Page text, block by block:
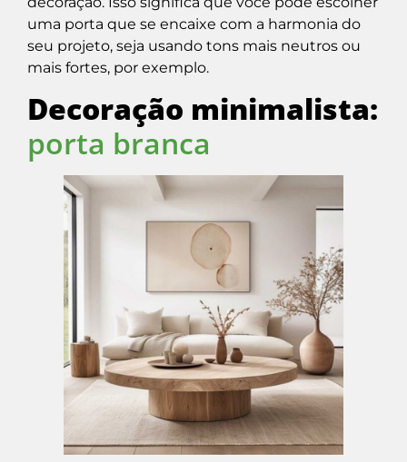
uma porta que se encaixe com a harmonia do
seu projeto, seja usando tons mais neutros ou
mais fortes, por exemplo.
Decoração minimalista:
porta branca